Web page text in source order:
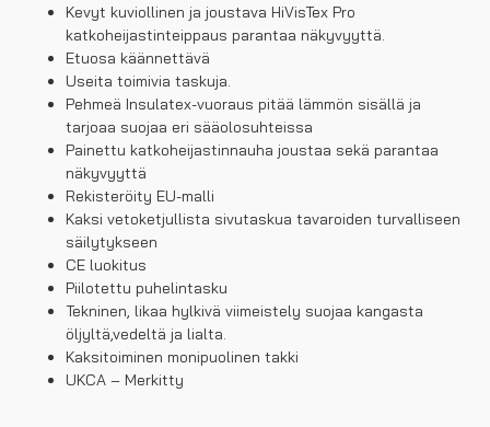
Kevyt kuviollinen ja joustava HiVisTex Pro
katkoheijastinteippaus parantaa näkyvyyttä.
Etuosa käännettävä
Useita toimivia taskuja.
Pehmeä Insulatex-vuoraus pitää lämmön sisällä ja
tarjoaa suojaa eri sääolosuhteissa
Painettu katkoheijastinnauha joustaa sekä parantaa
näkyvyyttä
Rekisteröity EU-malli
Kaksi vetoketjullista sivutaskua tavaroiden turvalliseen
säilytykseen
CE luokitus
Piilotettu puhelintasku
Tekninen, likaa hylkivä viimeistely suojaa kangasta
öljyltä,vedeltä ja lialta.
Kaksitoiminen monipuolinen takki
UKCA – Merkitty